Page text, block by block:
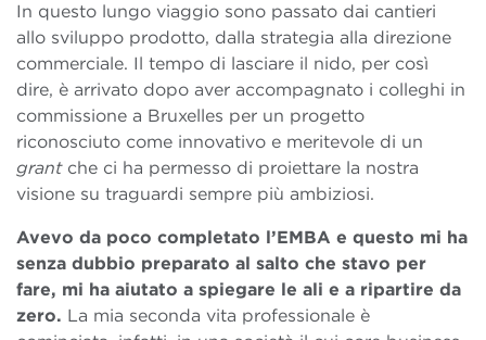
In questo lungo viaggio sono passato dai cantieri
allo sviluppo prodotto, dalla strategia alla direzione
commerciale. Il tempo di lasciare il nido, per così
dire, è arrivato dopo aver accompagnato i colleghi in
commissione a Bruxelles per un progetto
riconosciuto come innovativo e meritevole di un
grantche ci ha permesso di proiettare la nostra
visione su traguardi sempre più ambiziosi.
Avevo da poco completato l’EMBA e questo mi ha
senza dubbio preparato al salto che stavo per
fare, mi ha aiutato a spiegare le ali e a ripartire da
zero. La mia seconda vita professionale è